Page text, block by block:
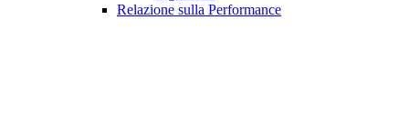
Relazione sulla Performance